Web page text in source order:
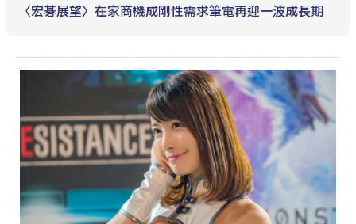
〈宏碁展望〉在家商機成剛性需求筆電再迎一波成長期